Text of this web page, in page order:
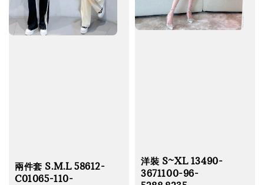
兩件套 S.M.L 58612-
C01065-110-
洋裝 S~XL 13490-
3671100-96-